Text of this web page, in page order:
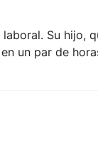
Su hijo,
un par de